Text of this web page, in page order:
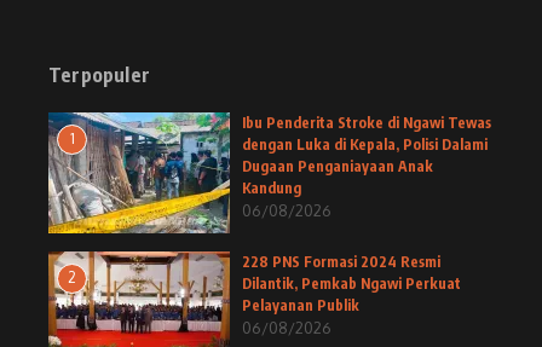
Terpopuler
1
Ibu Penderita Stroke di Ngawi Tewas
dengan Luka di Kepala, Polisi Dalami
Dugaan Penganiayaan Anak
Kandung
06/08/2026
2
228 PNS Formasi 2024 Resmi
Dilantik, Pemkab Ngawi Perkuat
Pelayanan Publik
06/08/2026